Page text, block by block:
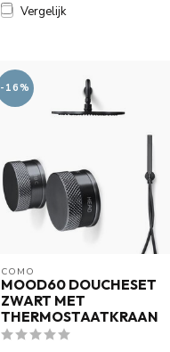
Vergelijk
-16%
COMO
MOOD60 DOUCHESET
ZWART MET
THERMOSTAATKRAAN